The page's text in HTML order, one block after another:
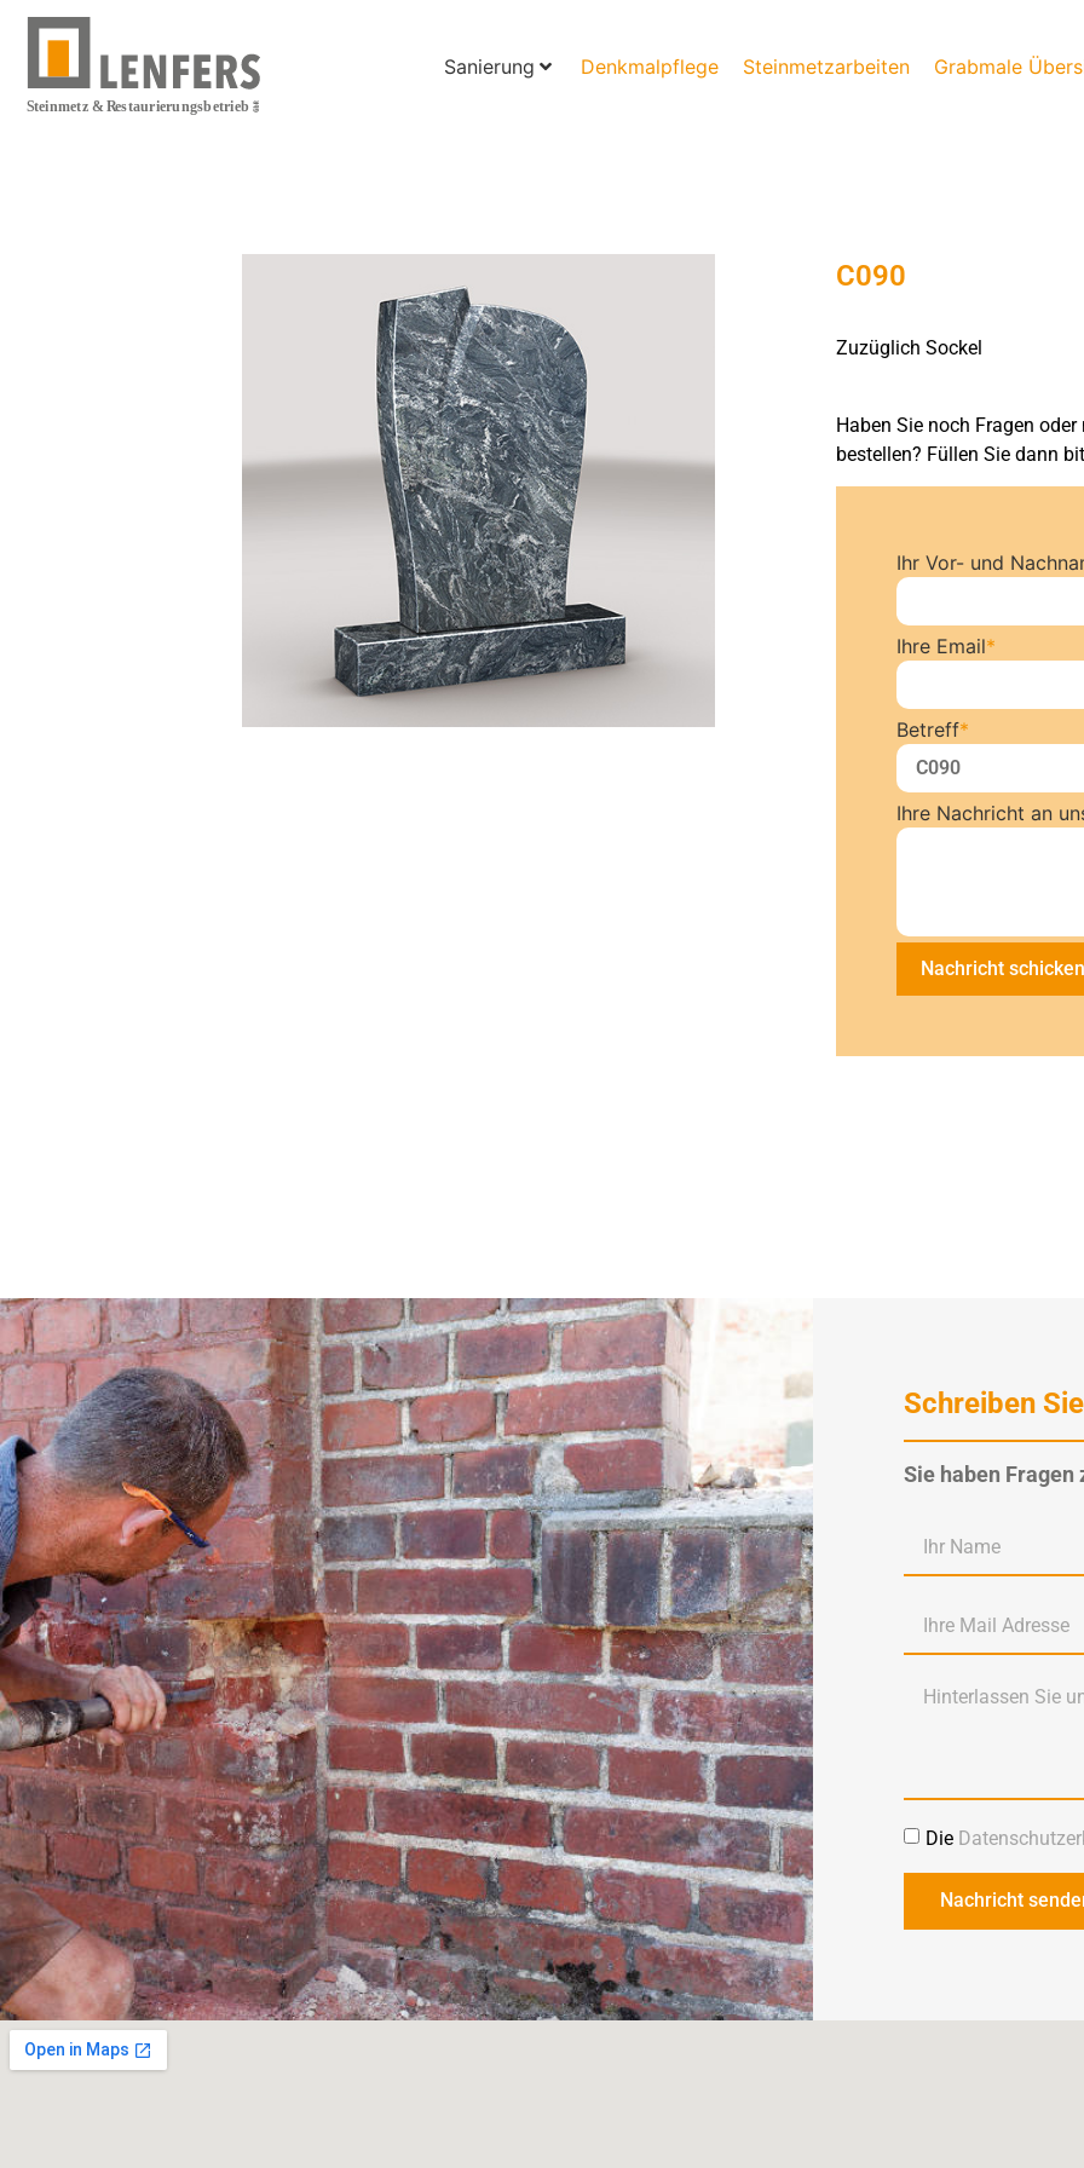
Sanierung Denkmalpflege Steinmetzarbeiten Grabmale
C090
Zuzüglich Sockel
Haben Sie noch Fragen
bestellen? Füllen Sie dann
Ihr Vor- und
Ihre Email*
Betreff*
Ihre Nachricht an
Nachricht schicken
Schreiben
Sie haben Fragen
Die
Nachricht